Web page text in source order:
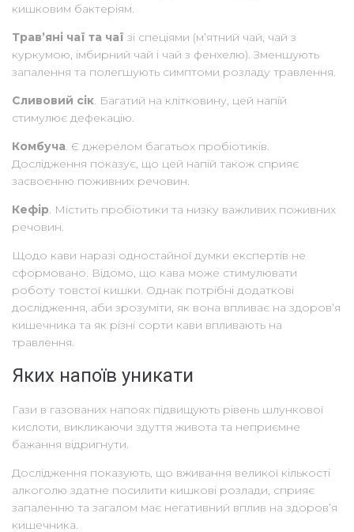
кишковим бактеріям.
Трав’яні чаї та чаї зі спеціями (м’ятний чай, чай з
куркумою, імбирний чай і чай з фенхелю). Зменшують
запалення та полегшують симптоми розладу травлення.
Сливовий сік. Багатий на клітковину, цей напій
стимулює дефекацію.
Комбуча. Є джерелом багатьох пробіотиків.
Дослідження показує, що цей напій також сприяє
засвоєнню поживних речовин.
Кефір. Містить пробіотики та низку важливих поживних
речовин.
Щодо кави наразі одностайної думки експертів не
сформовано. Відомо, що кава може стимулювати
роботу товстої кишки. Однак потрібні додаткові
дослідження, аби зрозуміти, як вона впливає на здоров’я
кишечника та як різні сорти кави впливають на
травлення.
Яких напоїв уникати
Гази в газованих напоях підвищують рівень шлункової
кислоти, викликаючи здуття живота та неприємне
бажання відригнути.
Дослідження показують, що вживання великої кількості
алкоголю здатне посилити кишкові розлади, сприяє
запаленню та загалом має негативний вплив на здоров’я
кишечника.